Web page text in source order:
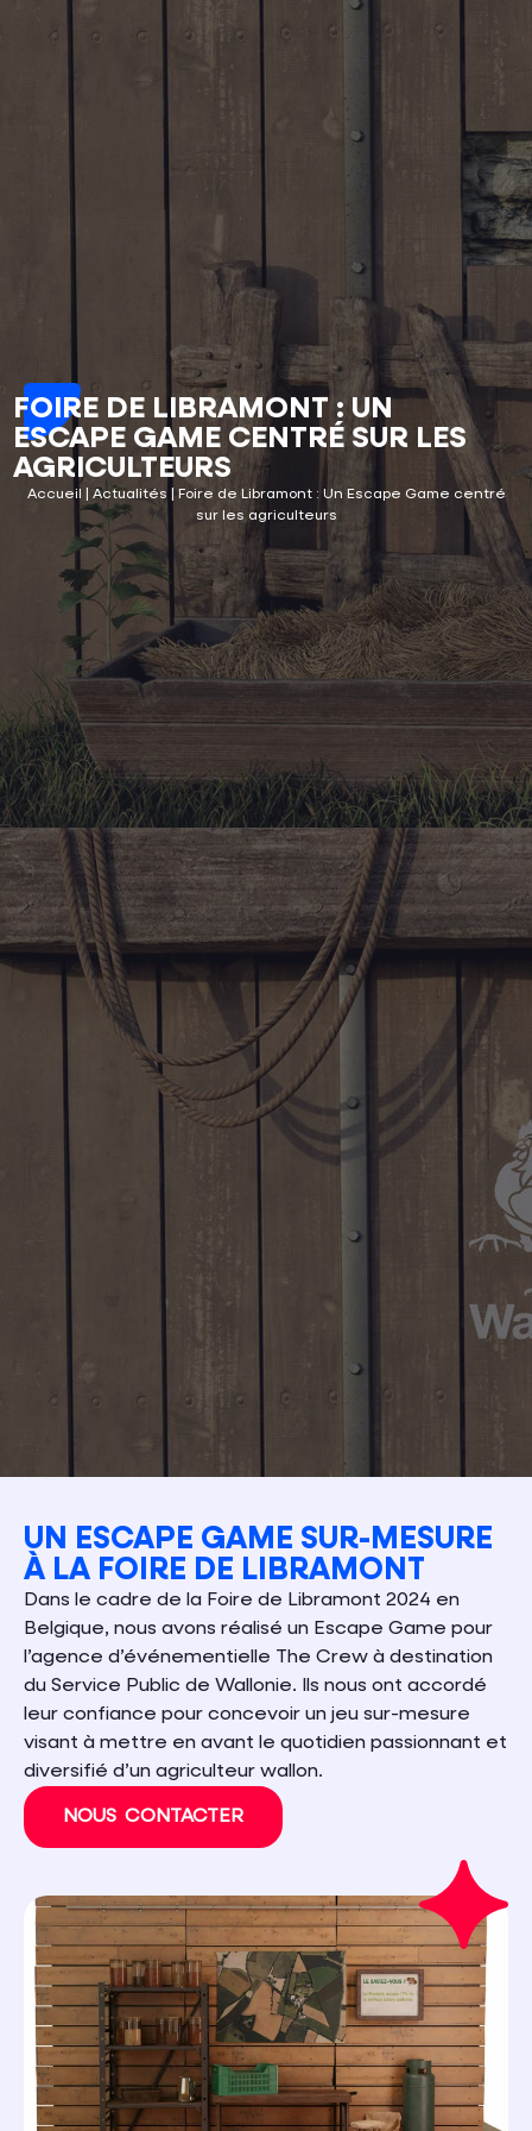
FOIRE DE LIBRAMONT : UN
ESCAPE GAME CENTRÉ SUR LES
AGRICULTEURS
Accueil Actualités
Foire de Libramont : Un Escape Game centré
sur les agriculteurs
UN ESCAPE GAME SUR-MESURE
À LA FOIRE DE LIBRAMONT
Dans le cadre de la Foire de Libramont 2024 en
Belgique, nous avons réalisé un Escape Game pour
l’agence d’événementielle The Crew à destination
du Service Public de Wallonie. Ils nous ont accordé
leur confiance pour concevoir un jeu sur-mesure
visant à mettre en avant le quotidien passionnant et
diversifié d’un agriculteur wallon.
NOUS CONTACTER